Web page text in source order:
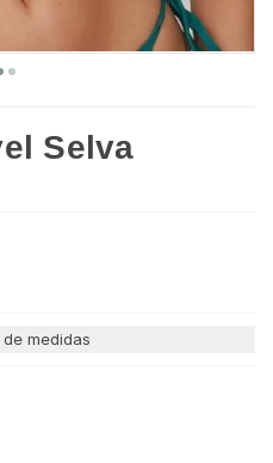
Selva
medidas